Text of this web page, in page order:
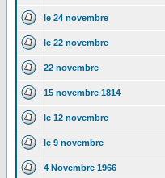
le 24 novembre
le 22 novembre
22 novembre
15 novembre 1814
le 12 novembre
le 9 novembre
4 Novembre 1966